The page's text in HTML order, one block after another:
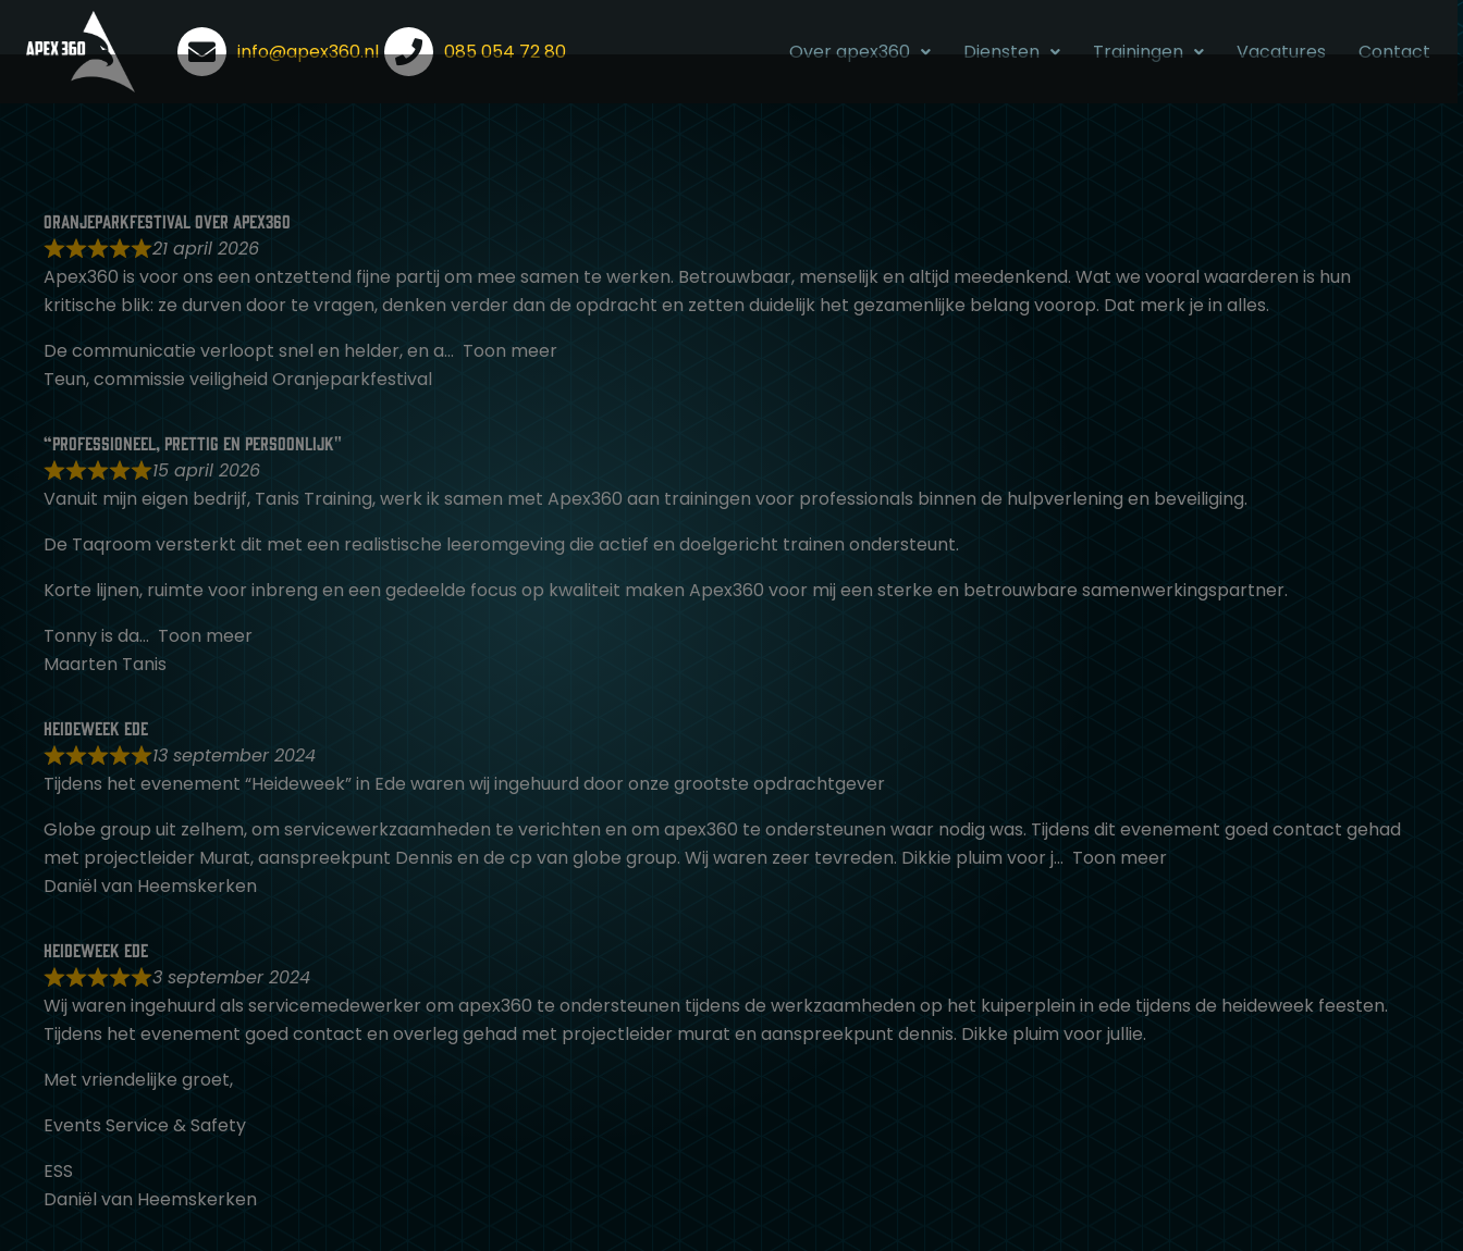
info@apex360.nl 085 054 72 80 Over apex360 Diensten Trainingen Vacatures Contact
Oranjeparkfestival over Apex360
21 april 2026
Apex360 is voor ons een ontzettend fijne partij om mee samen te werken. Betrouwbaar, menselijk en altijd meedenkend. Wat we vooral waarderen is hun
kritische blik: ze durven door te vragen, denken verder dan de opdracht en zetten duidelijk het gezamenlijke belang voorop. Dat merk je in alles.
De communicatie verloopt snel en helder, en a
Toon meer
Teun, commissie veiligheid Oranjeparkfestival
“Professioneel, prettig en persoonlijk"
15 april 2026
Vanuit mijn eigen bedrijf, Tanis Training, werk ik samen met Apex360 aan trainingen voor professionals binnen de hulpverlening en beveiliging.
De Taqroom versterkt dit met een realistische leeromgeving die actief en doelgericht trainen ondersteunt.
Korte lijnen, ruimte voor inbreng en een gedeelde focus op kwaliteit maken Apex360 voor mij een sterke en betrouwbare samenwerkingspartner.
Tonny is da
Toon meer
Maarten Tanis
Heideweek ede
13 september 2024
Tijdens het evenement “Heideweek” in Ede waren wij ingehuurd door onze grootste opdrachtgever
Globe group uit zelhem, om servicewerkzaamheden te verichten en om apex360 te ondersteunen waar nodig was. Tijdens dit evenement goed contact gehad
met projectleider Murat, aanspreekpunt Dennis en de cp van globe group. Wij waren zeer tevreden. Dikkie pluim voor j
Toon meer
Daniël van Heemskerken
Heideweek ede
3 september 2024
Wij waren ingehuurd als servicemedewerker om apex360 te ondersteunen tijdens de werkzaamheden op het kuiperplein in ede tijdens de heideweek feesten.
Tijdens het evenement goed contact en overleg gehad met projectleider murat en aanspreekpunt dennis. Dikke pluim voor jullie.
Met vriendelijke groet,
Events Service & Safety
ESS
Daniël van Heemskerken